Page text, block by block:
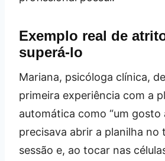
Exemplo real de
superá‑lo
Mariana, psicóloga clínica,
primeira experiência com a
automática como “um gosto
precisava abrir a planilha no
sessão e, ao tocar nas